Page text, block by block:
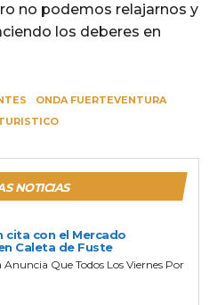
no podemos relajarnos y
los deberes en
ONDA FUERTEVENTURA
NOTICIAS
cita con el Mercado
Caleta de Fuste
Que Todos Los Viernes Por